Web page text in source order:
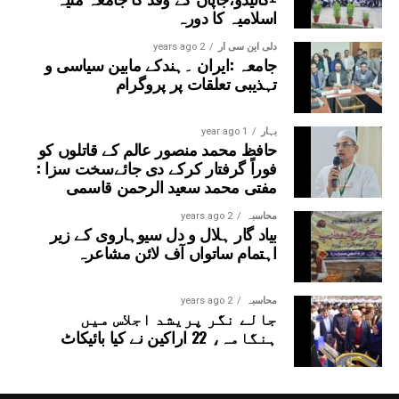
اسلامیہ کا دورہ
دلی این سی آر 2 years ago
جامعہ :ایران ۔ہندکے مابین سیاسی و
تہذیبی تعلقات پر پروگرام
بہار 1 year ago
حافظ محمد منصور عالم کے قاتلوں کو
فوراً گرفتار کرکے دی جائےسخت سزا :
مفتی محمد سعید الرحمن قاسمی
محاسبہ 2 years ago
بیاد گار ہلال و دل سیوہاروی کے زیر
اہتمام ساتواں آف لائن مشاعرہ
محاسبہ 2 years ago
جالے نگر پریشد اجلاس میں
ہنگامہ، 22 اراکین نے کیا بائیکاٹ